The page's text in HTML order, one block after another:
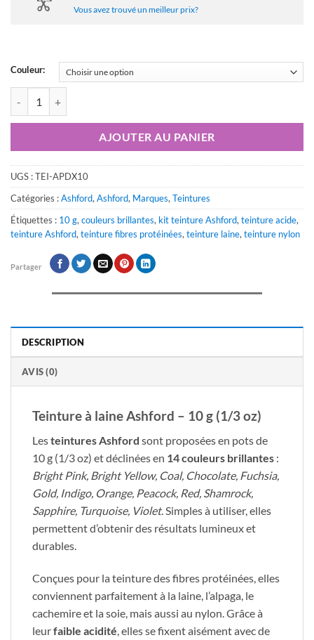
Vous avez trouvé un meilleur prix?
Couleur:
AJOUTER AU PANIER
UGS :TEI-APDX10
Catégories :Ashford,Ashford, Marques,Teintures
Étiquettes : 10 g,couleurs brillantes, kit teinture Ashford,teinture acide,
teinture Ashford,teinture fibres protéinées,teinture laine,teinture nylon
Partager
DESCRIPTION
AVIS (0)
Teinture à laine Ashford – 10 g (1/3 oz)
Lesteintures Ashford sont proposées en pots de
10 g (1/3 oz) et déclinées en 14 couleurs brillantes :
Bright Pink, Bright Yellow, Coal, Chocolate, Fuchsia,
Gold, Indigo, Orange, Peacock, Red, Shamrock,
Sapphire, Turquoise, Violet. Simples à utiliser, elles
permettent d’obtenir des résultats lumineux et
durables.
Conçues pour la teinture des fibres protéinées, elles
conviennent parfaitement à la laine, l’alpaga, le
cachemire et la soie, mais aussi au nylon. Grâce à
leurfaible acidité , elles se fixent aisément avec de